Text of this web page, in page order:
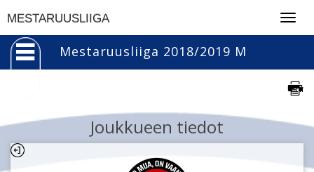
MESTARUUSLIIGA
Mestaruusliiga 2018/2019 M
Joukkueen tiedot